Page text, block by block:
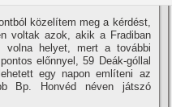
közelí­tem meg a kérdést,
voltak azok, akik a Fradiban
volna helyet, mert a további
előnnyel, 59 Deák-góllal
egy na­pon emlí­teni az
Bp. Honvéd néven ját­szó